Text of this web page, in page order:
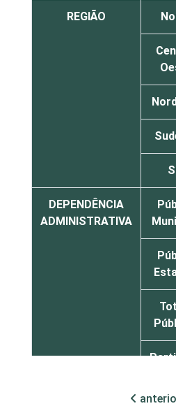
REGIÃO
DEPENDÊNCIA
ADMINISTRATIVA
Base: 841 escolas